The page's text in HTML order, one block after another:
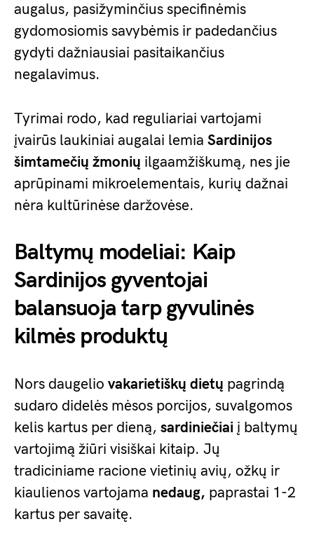
augalus, pasižyminčius specifinėmis
gydomosiomis savybėmis ir padedančius
gydyti dažniausiai pasitaikančius
negalavimus.
Tyrimai rodo, kad reguliariai vartojami
įvairūs laukiniai augalai lemia Sardinijos
šimtamečių žmonių ilgaamžiškumą, nes jie
aprūpinami mikroelementais, kurių dažnai
nėra kultūrinėse daržovėse.
Baltymų modeliai: Kaip
Sardinijos gyventojai
balansuoja tarp gyvulinės
kilmės produktų
Nors daugelio vakarietiškų dietų pagrindą
sudaro didelės mėsos porcijos, suvalgomos
kelis kartus per dieną, sardiniečiai į baltymų
vartojimą žiūri visiškai kitaip. Jų
tradiciniame racione vietinių avių, ožkų ir
kiaulienos vartojama nedaug, paprastai 1-2
kartus per savaitę.